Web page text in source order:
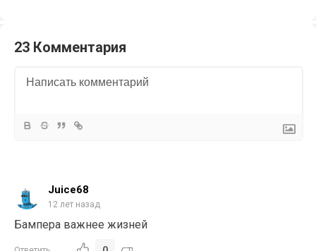
23 Комментария
Juice68
12 лет назад
Бампера важнее жизней